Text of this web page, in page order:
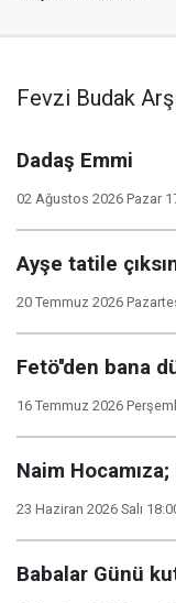
Fevzi Budak
Dadaş Emmi
02 Ağustos 2026 Pazar
Ayşe tatile
20 Temmuz 2026
Fetö''den bana
16 Temmuz 2026
Naim
23 Haziran 2026 Salı
Babalar Günü